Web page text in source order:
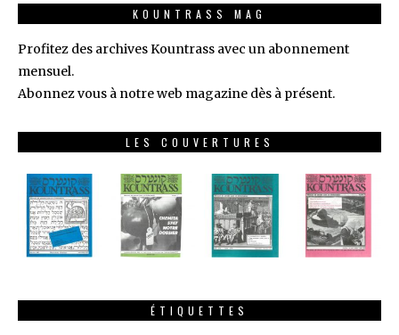
KOUNTRASS MAG
Profitez des archives Kountrass avec un abonnement
mensuel.
Abonnez vous à notre web magazine dès à présent.
LES COUVERTURES
ÉTIQUETTES